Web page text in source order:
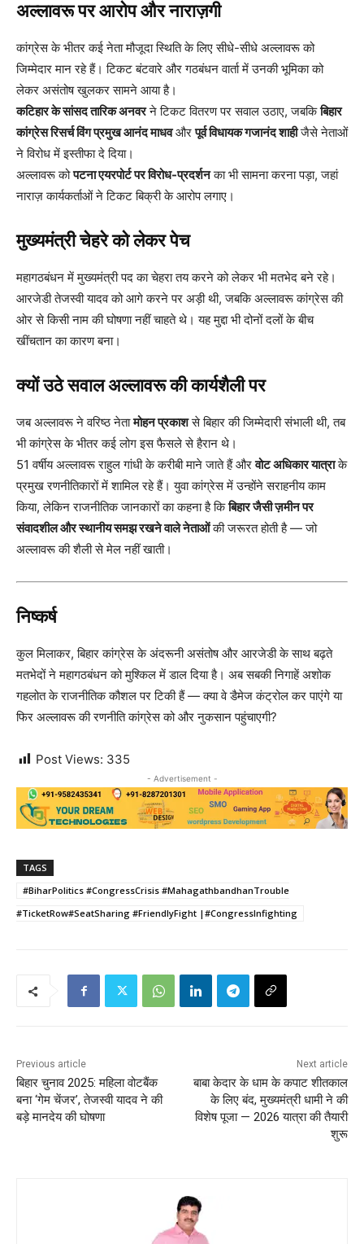
अल्लावरू पर आरोप और नाराज़गी
कांग्रेस के भीतर कई नेता मौजूदा स्थिति के लिए सीधे-सीधे अल्लावरू को
जिम्मेदार मान रहे हैं। टिकट बंटवारे और गठबंधन वार्ता में उनकी भूमिका को
लेकर असंतोष खुलकर सामने आया है।
कटिहार के सांसद तारिक अनवरने टिकट वितरण पर सवाल उठाए, जबकिबिहार
कांग्रेस रिसर्च विंग प्रमुख आनंद माधवऔरपूर्व विधायक गजानंद शाहीजैसे नेताओं
ने विरोध में इस्तीफा दे दिया।
अल्लावरू कोपटना एयरपोर्ट पर विरोध-प्रदर्शनका भी सामना करना पड़ा, जहां
नाराज़ कार्यकर्ताओं ने टिकट बिक्री के आरोप लगाए।
मुख्यमंत्री चेहरे को लेकर पेच
महागठबंधन में मुख्यमंत्री पद का चेहरा तय करने को लेकर भी मतभेद बने रहे।
आरजेडी तेजस्वी यादव को आगे करने पर अड़ी थी, जबकि अल्लावरू कांग्रेस की
ओर से किसी नाम की घोषणा नहीं चाहते थे। यह मुद्दा भी दोनों दलों के बीच
खींचतान का कारण बना।
क्यों उठे सवाल अल्लावरू की कार्यशैली पर
जब अल्लावरू ने वरिष्ठ नेतामोहन प्रकाशसे बिहार की जिम्मेदारी संभाली थी, तब
भी कांग्रेस के भीतर कई लोग इस फैसले से हैरान थे।
51 वर्षीय अल्लावरू राहुल गांधी के करीबी माने जाते हैं औरवोट अधिकार यात्राके
प्रमुख रणनीतिकारों में शामिल रहे हैं। युवा कांग्रेस में उन्होंने सराहनीय काम
किया, लेकिन राजनीतिक जानकारों का कहना है किबिहार जैसी ज़मीन पर
संवादशील और स्थानीय समझ रखने वाले नेताओंकी जरूरत होती है — जो
अल्लावरू की शैली से मेल नहीं खाती।
निष्कर्ष
कुल मिलाकर, बिहार कांग्रेस के अंदरूनी असंतोष और आरजेडी के साथ बढ़ते
मतभेदों ने महागठबंधन को मुश्किल में डाल दिया है। अब सबकी निगाहें अशोक
गहलोत के राजनीतिक कौशल पर टिकी हैं — क्या वे डैमेज कंट्रोल कर पाएंगे या
फिर अल्लावरू की रणनीति कांग्रेस को और नुकसान पहुंचाएगी?
Post Views: 335
- Advertisement -
TAGS
#BiharPolitics #CongressCrisis #MahagathbandhanTrouble
#TicketRow#SeatSharing #FriendlyFight |#CongressInfighting
Previous article
बिहार चुनाव 2025: महिला वोटबैंक
बना ‘गेम चेंजर’, तेजस्वी यादव ने की
बड़े मानदेय की घोषणा
Next article
बाबा केदार के धाम के कपाट शीतकाल
के लिए बंद, मुख्यमंत्री धामी ने की
विशेष पूजा — 2026 यात्रा की तैयारी
शुरू